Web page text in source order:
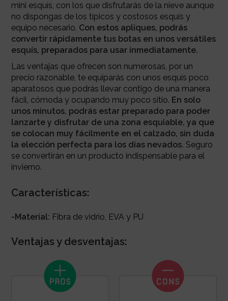
mini esquís, con los que disfrutarás de la nieve aunque
no dispongas de los típicos y costosos esquís y
equipo necesario. Con estos apliques, podrás
convertir rápidamente tus botas en unos versátiles
esquís, preparados para usar inmediatamente.
Las ventajas que ofrecen son numerosas, por un
precio razonable, te equiparás con unos esquís poco
aparatosos que podrás llevar contigo de una manera
fácil, cómoda y ocupando muy poco sitio. En solo
unos minutos, podrás estar preparado para poder
lanzarte y disfrutar de una zona esquiable, ya que
se colocan muy fácilmente en el calzado, sin duda
la elección perfecta para los días nevados. Seguro
se convertirán en un producto indispensable para el
invierno.
Características:
-Material: Fibra de vidrio, EVA y PU
Ventajas y desventajas: